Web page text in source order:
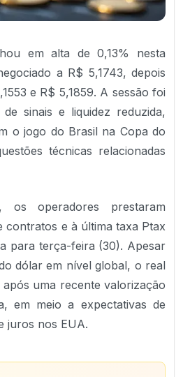
em alta de 0,13% nesta
a R$ 5,1743, depois
e R$ 5,1859. A sessão foi
sinais e liquidez reduzida,
o jogo do Brasil na Copa do
técnicas relacionadas
os operadores prestaram
contratos e à última taxa Ptax
para terça-feira (30). Apesar
dólar em nível global, o real
uma recente valorização
em meio a expectativas de
juros nos EUA.